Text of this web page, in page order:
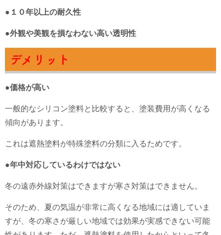
●１０年以上の耐久性
●外観や美観を損なわない高い透明性
デメリット
●価格が高い
一般的なシリコン塗料と比較すると、塗装費用が高くなる
傾向があります。
これは遮熱塗料が特殊塗料の分類に入るためです。
●年中対応しているわけではない
冬の遠赤外線対策はできますが寒さ対策はできません。
そのため、夏の気温が非常に高くなる地域には適していま
すが、 冬の寒さが厳しい地域では効果が実感できない可能